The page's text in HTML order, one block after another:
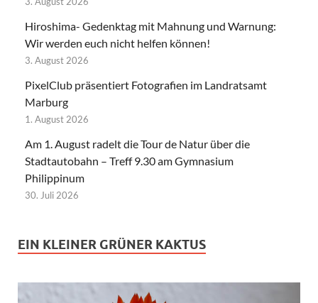
Hiroshima- Gedenktag mit Mahnung und Warnung:
Wir werden euch nicht helfen können!
3. August 2026
PixelClub präsentiert Fotografien im Landratsamt
Marburg
1. August 2026
Am 1. August radelt die Tour de Natur über die
Stadtautobahn – Treff 9.30 am Gymnasium
Philippinum
30. Juli 2026
EIN KLEINER GRÜNER KAKTUS